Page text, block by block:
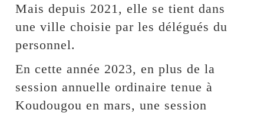
Mais depuis 2021, elle se tient dans
une ville choisie par les délégués du
personnel.
En cette année 2023, en plus de la
session annuelle ordinaire tenue à
Koudougou en mars, une session